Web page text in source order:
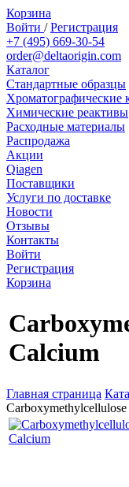
Корзина
Войти /Регистрация
+7 (495) 669-30-54
order@deltaorigin.com
Каталог
Стандартные образцы
Хроматографические
Химические реактивы
Расходные материалы
Распродажа
Акции
Qiagen
Поставщики
Услуги по доставке
Новости
Отзывы
Контакты
Войти
Регистрация
Корзина
Calcium
Главная страница